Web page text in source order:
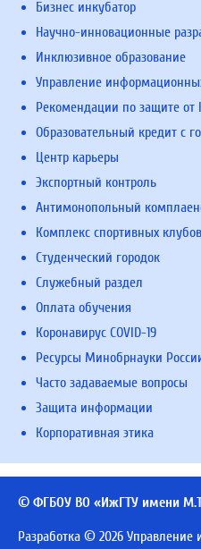
Бизнес инкубатор
Научно-инновационные
Инклюзивное образование
Управление
Рекомендации по защите от
Образовательный кредит с
Центр карьеры
Экспортный контроль
Антимонопольный
Комплекс спортивных
Студенческий городок
Служебный раздел
Оплата обучения
Коронавирус COVID-19
Ресурсы Минобрнауки
Часто задаваемые вопросы
Защита информации
Корпоративная этика
© ФГБОУ ВО «ИжГТУ имени
Разработка © 2026 Управление